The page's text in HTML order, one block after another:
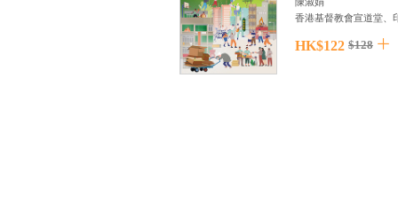
香港基督教會宣道堂、
HK$122 $128